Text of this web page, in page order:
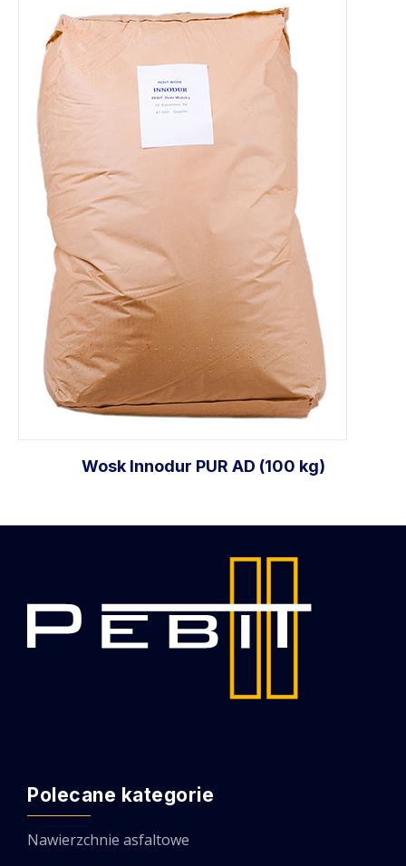
Dodaj do koszyka
Wosk Innodur PUR AD (100 kg)
Polecane kategorie
Nawierzchnie asfaltowe